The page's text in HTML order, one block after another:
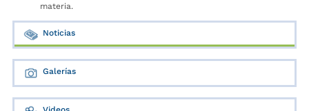
materia.
Noticias
Galerías